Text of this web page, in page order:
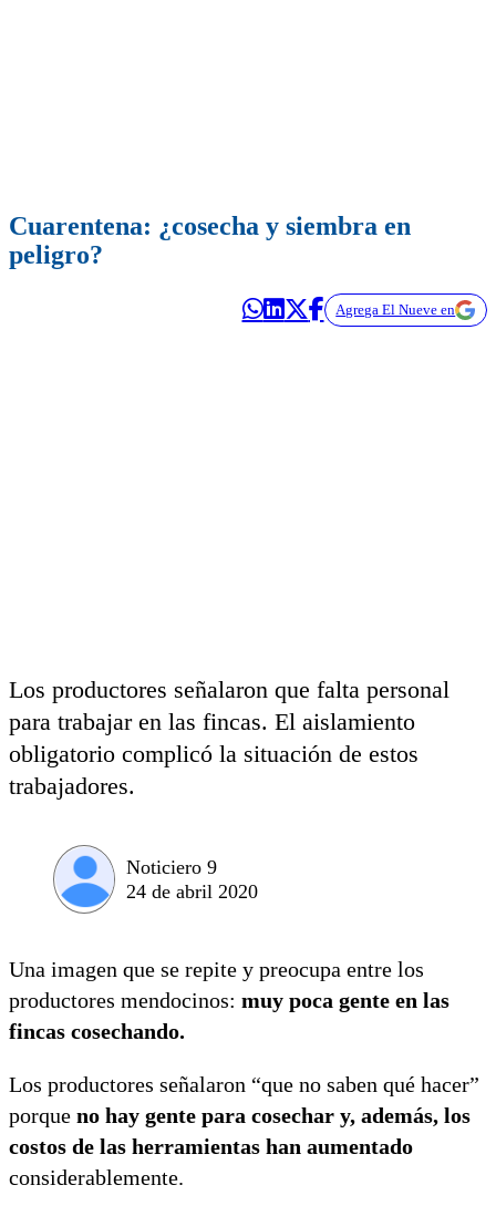
Cuarentena: ¿cosecha y siembra en
peligro?
Agrega El Nueve en
Los productores señalaron que falta personal
para trabajar en las fincas. El aislamiento
obligatorio complicó la situación de estos
trabajadores.
Noticiero 9
24 de abril 2020
Una imagen que se repite y preocupa entre los
productores mendocinos: muy poca gente en las
fincas cosechando.
Los productores señalaron “que no saben qué hacer”
porque no hay gente para cosechar y, además, los
costos de las herramientas han aumentado
considerablemente.